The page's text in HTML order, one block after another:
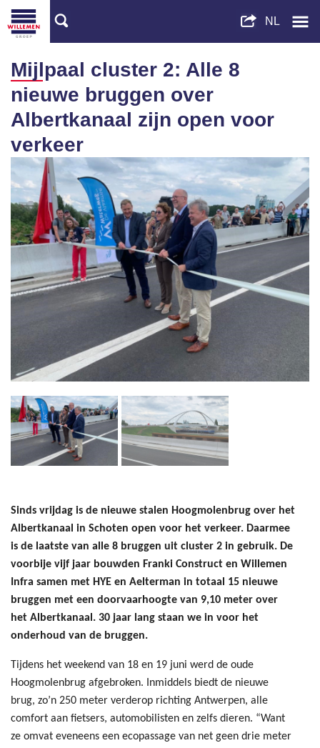
Mijlpaal cluster 2: Alle 8
nieuwe bruggen over
Albertkanaal zijn open voor
verkeer
Sinds vrijdag is de nieuwe stalen Hoogmolenbrug over het
Albertkanaal in Schoten open voor het verkeer. Daarmee
is de laatste van alle 8 bruggen uit cluster 2 in gebruik. De
voorbije vijf jaar bouwden Franki Construct en Willemen
Infra samen met HYE en Aelterman in totaal 15 nieuwe
bruggen met een doorvaarhoogte van 9,10 meter over
het Albertkanaal. 30 jaar lang staan we in voor het
onderhoud van de bruggen.
Tijdens het weekend van 18 en 19 juni werd de oude
Hoogmolenbrug afgebroken. Inmiddels biedt de nieuwe
brug, zo’n 250 meter verderop richting Antwerpen, alle
comfort aan fietsers, automobilisten en zelfs dieren. “Want
ze omvat eveneens een ecopassage van net geen drie meter